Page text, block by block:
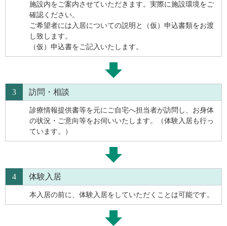
施設内をご案内させていただきます。実際に施設環境をご
確認ください。
ご希望者には入居についての説明と（仮）申込書類をお渡
し致します。
（仮）申込書をご記入いたします。
3 訪問・相談
診療情報提供書等を元にご自宅へ担当者が訪問し、お身体
の状況・ご意向等をお伺いいたします。（体験入居も行っ
ています。）
4 体験入居
本入居の前に、体験入居をしていただくことは可能です。